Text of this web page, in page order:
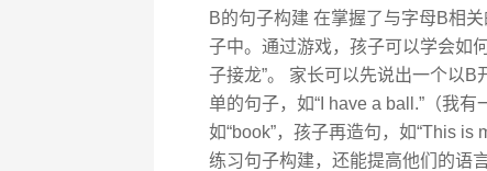
B的句子构建 在掌握了与字母B相
子中。通过游戏，孩子可以学会如
子接龙”。 家长可以先说出一个以B
单的句子，如“I have a ball.”（我
如“book”，孩子再造句，如“This
练习句子构建，还能提高他们的语